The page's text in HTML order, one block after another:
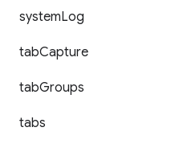
systemLog
tabCapture
tabGroups
tabs